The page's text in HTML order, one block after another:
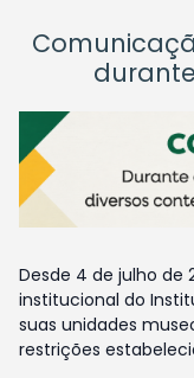
Desde 4 de julho de
institucional do
suas unidades
restrições